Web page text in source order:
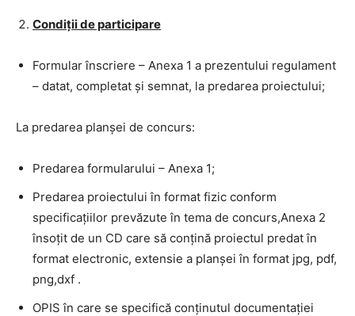
Condiții de participare
Formular înscriere – Anexa 1 a prezentului regulament
– datat, completat și semnat, la predarea proiectului;
La predarea planșei de concurs:
Predarea formularului – Anexa 1;
Predarea proiectului în format fizic conform
specificațiilor prevăzute în tema de concurs,Anexa 2
însoțit de un CD care să conțină proiectul predat în
format electronic, extensie a planșei în format jpg, pdf,
png,dxf .
OPIS în care se specifică conținutul documentației